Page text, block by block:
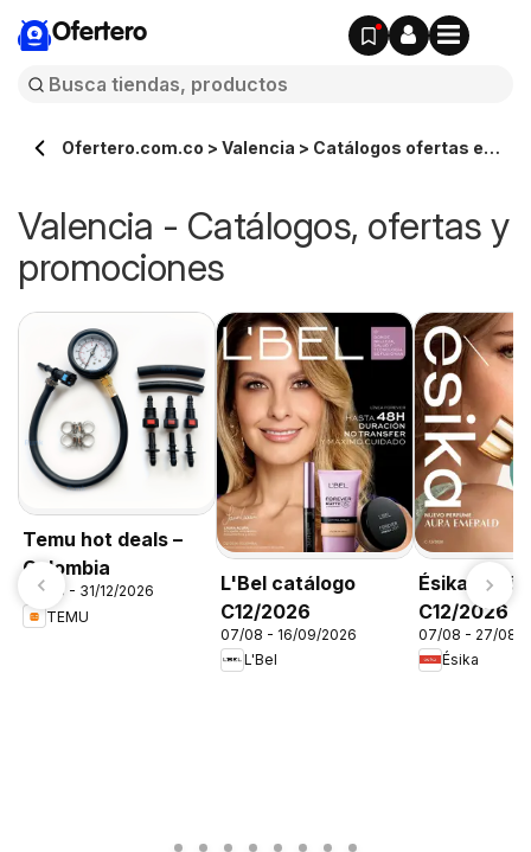
Ofertero
Ofertero.com.co > Valencia > Catálogos ofertas en
Valencia - Catálogos, ofertas y
promociones
Temu hot deals –
Colombia
06/08 - 31/12/2026
TEMU
L'Bel catálogo
C12/2026
07/08 - 16/09/2026
L'Bel
Ésika
C12/2026
07/08 - 27/08/
Ésika